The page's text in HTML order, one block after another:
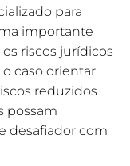
para
importante
riscos jurídicos
caso orientar
reduzidos
possam
desafiador com